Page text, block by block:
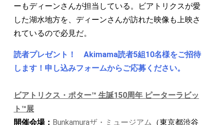
ーもディーンさんが担当している。ビアトリクスが愛
した湖水地方を、ディーンさんが訪れた映像も上映さ
れているので必見だ。
読者プレゼント！ Akimama読者5組10名様をご招待
します！申し込みフォームからご応募ください。
ビアトリクス・ポター™ 生誕150周年 ピーターラビッ
ト™展
開催会場： Bunkamuraザ・ミュージアム （東京都渋谷